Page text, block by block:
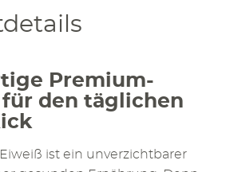
Premium-
für den täglichen
ist ein unverzichtbarer